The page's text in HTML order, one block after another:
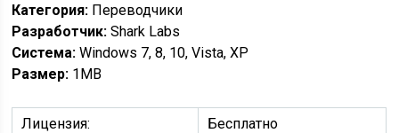
Категория: Переводчики
Разработчик: Shark Labs
Cистема: Windows 7, 8, 10, Vista, XP
Размер: 1MB
Лицензия:
Бесплатно